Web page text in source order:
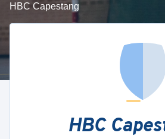
HBC Capestang
HBC